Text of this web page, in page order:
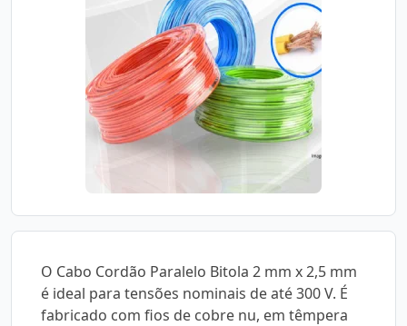
O Cabo Cordão Paralelo Bitola 2 mm x 2,5 mm
é ideal para tensões nominais de até 300 V. É
fabricado com fios de cobre nu, em têmpera